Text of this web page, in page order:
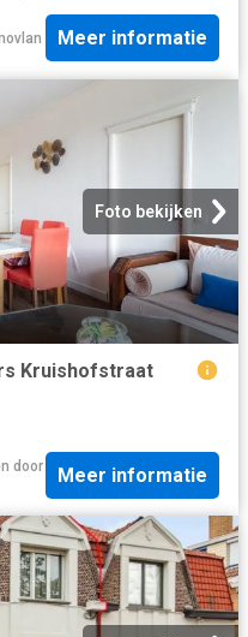
Meer informatie
Foto bekijken
Kruishofstraat
door
Meer informatie